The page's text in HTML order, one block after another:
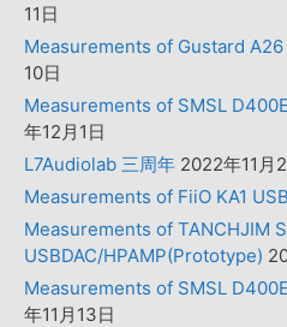
11日
Measurements of Gustard
10日
Measurements of SMSL
年12月1日
L7Audiolab 三周年 2022年11月
Measurements of FiiO KA1
Measurements of TANCHJIM
USBDAC/HPAMP(Prototype)
Measurements of SMSL
年11月13日